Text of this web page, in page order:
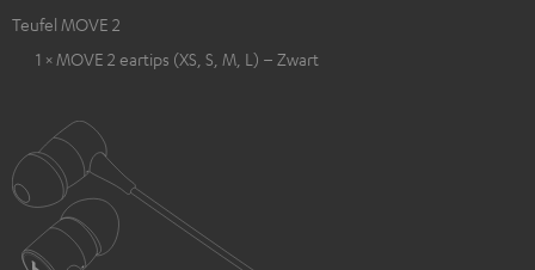
Teufel MOVE 2
1 × MOVE 2 eartips (XS, S, M, L) – Zwart